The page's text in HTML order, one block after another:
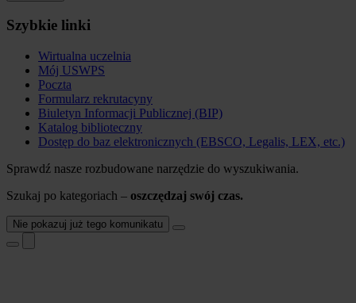
Szybkie linki
Wirtualna uczelnia
Mój USWPS
Poczta
Formularz rekrutacyny
Biuletyn Informacji Publicznej (BIP)
Katalog biblioteczny
Dostęp do baz elektronicznych (EBSCO, Legalis, LEX, etc.)
Sprawdź nasze rozbudowane narzędzie do wyszukiwania.
Szukaj po kategoriach – oszczędzaj swój czas.
Nie pokazuj już tego komunikatu